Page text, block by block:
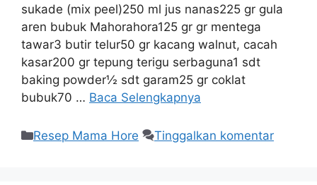
sukade (mix peel)250 ml jus nanas225 gr gula
aren bubuk Mahorahora125 gr gr mentega
tawar3 butir telur50 gr kacang walnut, cacah
kasar200 gr tepung terigu serbaguna1 sdt
baking powder½ sdt garam25 gr coklat
bubuk70 … Baca Selengkapnya
Resep Mama Hore Tinggalkan komentar